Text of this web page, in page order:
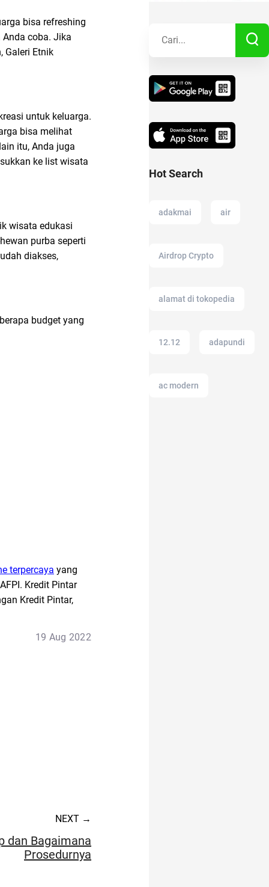
bisa refreshing
coba. Jika
Galeri Etnik
untuk keluarga.
bisa melihat
itu, Anda juga
ke list wisata
wisata edukasi
purba seperti
diakses,
budget yang
terpercaya yang
Kredit Pintar
Kredit Pintar,
19 Aug 2022
NEXT →
dan Bagaimana
Prosedurnya
Hot Search
adakmai air
Airdrop Crypto
alamat di tokopedia
12.12 adapundi
ac modern